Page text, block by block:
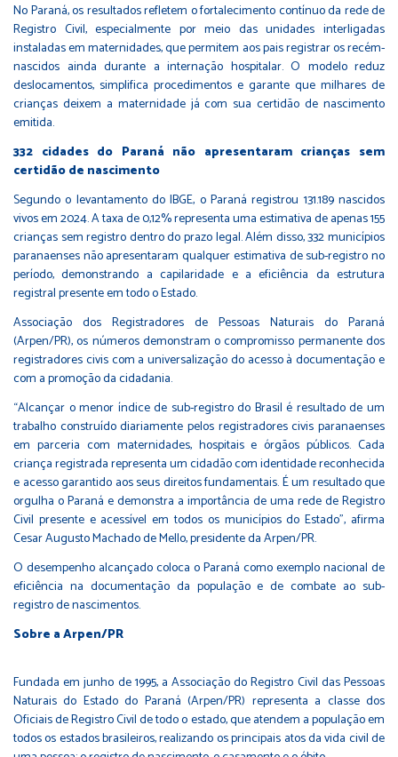
No Paraná, os resultados refletem o fortalecimento contínuo da rede de
Registro Civil, especialmente por meio das unidades interligadas
instaladas em maternidades, que permitem aos pais registrar os recém-
nascidos ainda durante a internação hospitalar. O modelo reduz
deslocamentos, simplifica procedimentos e garante que milhares de
crianças deixem a maternidade já com sua certidão de nascimento
emitida.
332 cidades do Paraná não apresentaram crianças sem
certidão de nascimento
Segundo o levantamento do IBGE, o Paraná registrou 131.189 nascidos
vivos em 2024. A taxa de 0,12% representa uma estimativa de apenas 155
crianças sem registro dentro do prazo legal. Além disso, 332 municípios
paranaenses não apresentaram qualquer estimativa de sub-registro no
período, demonstrando a capilaridade e a eficiência da estrutura
registral presente em todo o Estado.
Associação dos Registradores de Pessoas Naturais do Paraná
(Arpen/PR), os números demonstram o compromisso permanente dos
registradores civis com a universalização do acesso à documentação e
com a promoção da cidadania.
“Alcançar o menor índice de sub-registro do Brasil é resultado de um
trabalho construído diariamente pelos registradores civis paranaenses
em parceria com maternidades, hospitais e órgãos públicos. Cada
criança registrada representa um cidadão com identidade reconhecida
e acesso garantido aos seus direitos fundamentais. É um resultado que
orgulha o Paraná e demonstra a importância de uma rede de Registro
Civil presente e acessível em todos os municípios do Estado”, afirma
Cesar Augusto Machado de Mello, presidente da Arpen/PR.
O desempenho alcançado coloca o Paraná como exemplo nacional de
eficiência na documentação da população e de combate ao sub-
registro de nascimentos.
Sobre a Arpen/PR
Fundada em junho de 1995, aAssociação do Registro Civil das Pessoas
Naturais do Estado do Paraná(Arpen/PR) representa a classe dos
Oficiais de Registro Civil de todo o estado, que atendem a população em
todos os estados brasileiros, realizando os principais atos da vida civil de